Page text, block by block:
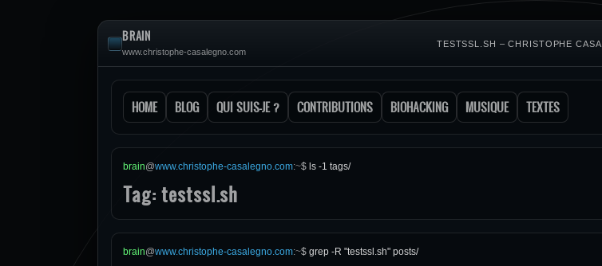
BRAIN
www.christophe-casalegno.com
TESTSSL.SH – CHRISTOPHE
HOME BLOG QUI SUIS-JE ? CONTRIBUTIONS BIOHACKING MUSIQUE TEXTES
brain@www.christophe-casalegno.com:~$ ls -1 tags/
Tag: testssl.sh
brain@www.christophe-casalegno.com:~$ grep -R "testssl.sh" posts/